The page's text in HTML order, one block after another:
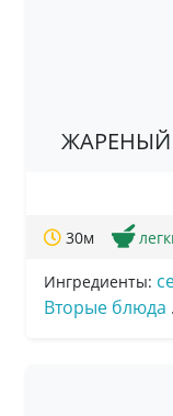
ЖАРЕНЫЙ
30м
Ингредиенты:
Вторые блюда